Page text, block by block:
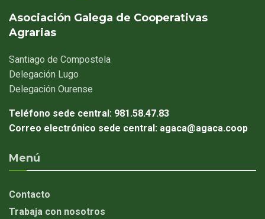
Asociación Galega de Cooperativas
Agrarias
Santiago de Compostela
Delegación Lugo
Delegación Ourense
Teléfono sede central: 981.58.47.83
Correo electrónico sede central: agaca@agaca.coop
Menú
Contacto
Trabaja con nosotros